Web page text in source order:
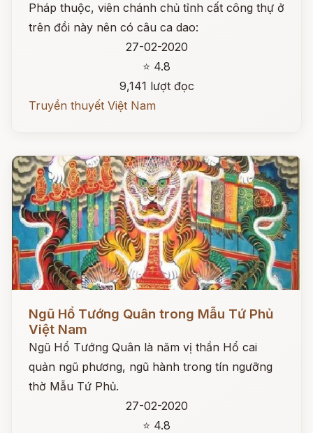
Pháp thuộc, viên chánh chủ tỉnh cất công thự ở
trên đồi này nên có câu ca dao:
27-02-2020
⭐ 4.8
9,141 lượt đọc
Truyền thuyết Việt Nam
Ngũ Hổ Tướng Quân trong Mẫu Tứ Phủ
Việt Nam
Ngũ Hổ Tướng Quân là năm vị thần Hổ cai
quản ngũ phương, ngũ hành trong tín ngưỡng
thờ Mẫu Tứ Phủ.
27-02-2020
⭐ 4.8